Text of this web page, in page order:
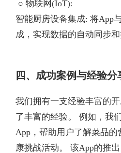
○ 物联网(IoT):
智能厨房设备集成: 将App
成，实现数据的自动同步和
四、成功案例与经验
我们拥有一支经验丰富的
了丰富的经验。 例如，我
App，帮助用户了解菜品
康挑战活动。 该App的推